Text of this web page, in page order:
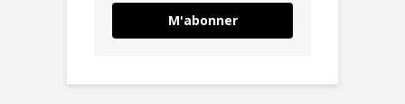
M'abonner